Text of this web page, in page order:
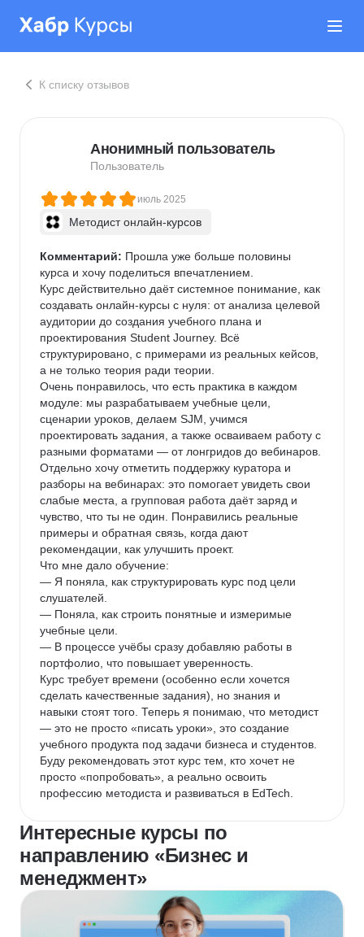
К списку отзывов
Анонимный пользователь
Пользователь
июль 2025
Методист онлайн-курсов
Комментарий: Прошла уже больше половины
курса и хочу поделиться впечатлением.
Курс действительно даёт системное понимание, как
создавать онлайн-курсы с нуля: от анализа целевой
аудитории до создания учебного плана и
проектирования Student Journey. Всё
структурировано, с примерами из реальных кейсов,
а не только теория ради теории.
Очень понравилось, что есть практика в каждом
модуле: мы разрабатываем учебные цели,
сценарии уроков, делаем SJM, учимся
проектировать задания, а также осваиваем работу с
разными форматами — от лонгридов до вебинаров.
Отдельно хочу отметить поддержку куратора и
разборы на вебинарах: это помогает увидеть свои
слабые места, а групповая работа даёт заряд и
чувство, что ты не один. Понравились реальные
примеры и обратная связь, когда дают
рекомендации, как улучшить проект.
Что мне дало обучение:
— Я поняла, как структурировать курс под цели
слушателей.
— Поняла, как строить понятные и измеримые
учебные цели.
— В процессе учёбы сразу добавляю работы в
портфолио, что повышает уверенность.
Курс требует времени (особенно если хочется
сделать качественные задания), но знания и
навыки стоят того. Теперь я понимаю, что методист
— это не просто «писать уроки», это создание
учебного продукта под задачи бизнеса и студентов.
Буду рекомендовать этот курс тем, кто хочет не
просто «попробовать», а реально освоить
профессию методиста и развиваться в EdTech.
Интересные курсы по
направлению «Бизнес и
менеджмент»